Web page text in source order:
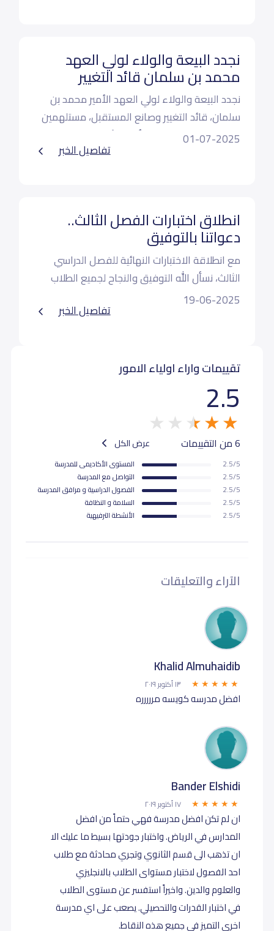
نجدد البيعة والولاء لولي العهد
محمد بن سلمان قائد التغيير
نجدد البيعة والولاء لولي العهد الأمير محمد بن
سلمان، قائد التغيير وصانع المستقبل، مستلهمين
من رؤيته مسيرة تنموية تُلهم الأجيال وتبني
01-07-2025
تفاصيل الخبر
انطلاق اختبارات الفصل الثالث..
دعواتنا بالتوفيق
مع انطلاقة الاختبارات النهائية للفصل الدراسي
الثالث، نسأل الله التوفيق والنجاح لجميع الطلاب
والطالبات.
19-06-2025
تفاصيل الخبر
تقييمات واراء اولياء الامور
2.5
6 من التقييمات عرض الكل
2.5/5
المستوى اﻷكاديمى للمدرسة
2.5/5
التواصل مع المدرسة
2.5/5
الفصول الدراسية و مرافق المدرسة
2.5/5
السلامة و النظافة
2.5/5
اﻷنشطة الترفيهية
الآراء والتعليقات
Khalid Almuhaidib
١٣ أكتوبر ٢٠١٩
افضل مدرسه كويسه مررررره
Bander Elshidi
١٧ أكتوبر ٢٠١٩
ان لم تكن افضل مدرسة فهي حتماً من افضل
المدارس في الرياض. واختبار جودتها بسيط ما عليك الا
ان تذهب الى قسم الثانوي وتجري محادثة مع طلاب
احد الفصول لاختبار مستواى الطلاب بالانجليزي
والعلوم والدين. واخيراً استفسر عن مستوى الطلاب
في اختبار القدرات والتحصيلي. يصعب على اي مدرسة
اخرى التميز في جميع هذه النقاط.